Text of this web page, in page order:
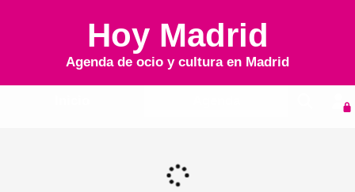
Hoy Madrid
Agenda de ocio y cultura en Madrid